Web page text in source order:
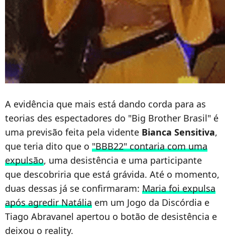
A evidência que mais está dando corda para as
teorias des espectadores do "Big Brother Brasil" é
uma previsão feita pela vidente Bianca Sensitiva,
que teria dito que o "BBB22" contaria com uma
expulsão, uma desistência e uma participante
que descobriria que está grávida. Até o momento,
duas dessas já se confirmaram: Maria foi expulsa
após agredir Natália em um Jogo da Discórdia e
Tiago Abravanel apertou o botão de desistência e
deixou o reality.